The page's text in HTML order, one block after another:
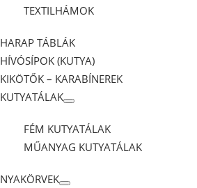
TEXTILHÁMOK
HARAP TÁBLÁK
HÍVÓSÍPOK (KUTYA)
KIKÖTŐK – KARABÍNEREK
KUTYATÁLAK
FÉM KUTYATÁLAK
MŰANYAG KUTYATÁLAK
NYAKÖRVEK